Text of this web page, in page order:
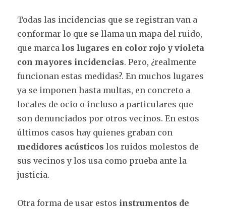
Todas las incidencias que se registran van a
conformar lo que se llama un mapa del ruido,
que marca los lugares en color rojo y violeta
con mayores incidencias. Pero, ¿realmente
funcionan estas medidas?. En muchos lugares
ya se imponen hasta multas, en concreto a
locales de ocio o incluso a particulares que
son denunciados por otros vecinos. En estos
últimos casos hay quienes graban con
medidores acústicos los ruidos molestos de
sus vecinos y los usa como prueba ante la
justicia.
Otra forma de usar estos instrumentos de